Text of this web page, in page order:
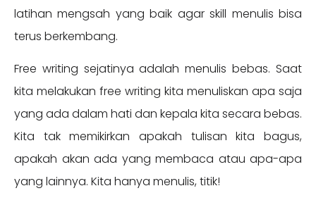
latihan mengsah yang baik agar skill menulis bisa
terus berkembang.
Free writing sejatinya adalah menulis bebas. Saat
kita melakukan free writing kita menuliskan apa saja
yang ada dalam hati dan kepala kita secara bebas.
Kita tak memikirkan apakah tulisan kita bagus,
apakah akan ada yang membaca atau apa-apa
yang lainnya. Kita hanya menulis, titik!